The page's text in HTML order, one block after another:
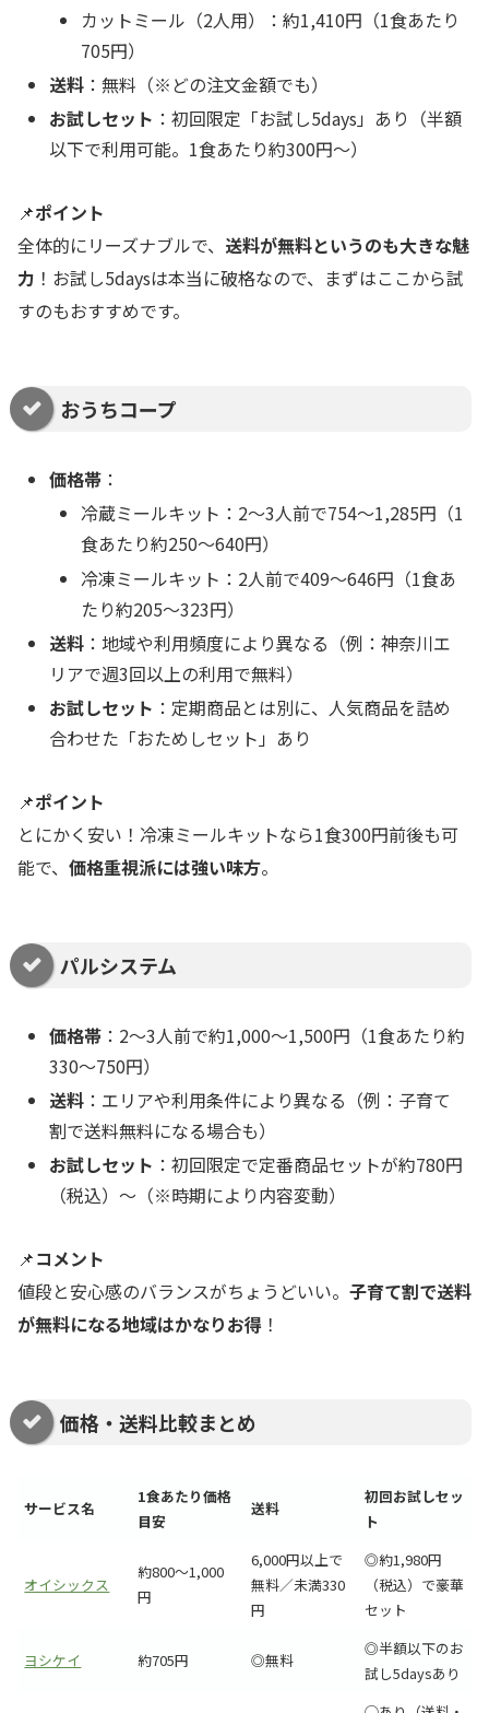
カットミール（2人用）：約1,410円（1食あたり
705円）
送料 ：無料（※どの注文金額でも）
お試しセット ：初回限定「お試し5days」あり（半額
以下で利用可能。1食あたり約300円〜）
📌ポイント
全体的にリーズナブルで、 送料が無料というのも大きな魅
力 ！お試し5daysは本当に破格なので、まずはここから試
すのもおすすめです。
おうちコープ
価格帯 ：
冷蔵ミールキット：2～3人前で754〜1,285円（1
食あたり約250〜640円）
冷凍ミールキット：2人前で409〜646円（1食あ
たり約205〜323円）
送料 ：地域や利用頻度により異なる（例：神奈川エ
リアで週3回以上の利用で無料）
お試しセット ：定期商品とは別に、人気商品を詰め
合わせた「おためしセット」あり
📌ポイント
とにかく安い！冷凍ミールキットなら1食300円前後も可
能で、 価格重視派には強い味方。
パルシステム
価格帯 ：2〜3人前で約1,000〜1,500円（1食あたり約
330〜750円）
送料 ：エリアや利用条件により異なる（例：子育て
割で送料無料になる場合も）
お試しセット ：初回限定で定番商品セットが約780円
（税込）〜（※時期により内容変動）
📌コメント
値段と安心感のバランスがちょうどいい。 子育て割で送料
が無料になる地域はかなりお得 ！
価格・送料比較まとめ
サービス名
1食あたり価格
目安
送料
初回お試しセッ
ト
オイシックス
約800〜1,000
円
6,000円以上で
無料／未満330
円
◎約1,980円
（税込）で豪華
セット
ヨシケイ 約705円 ◎無料
◎半額以下のお
試し5daysあり